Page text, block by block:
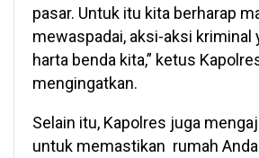
pasar. Untuk itu kita berharap
mewaspadai, aksi-aksi kriminal
harta benda kita,” ketus
mengingatkan.
Selain itu, Kapolres juga
untuk memastikan rumah